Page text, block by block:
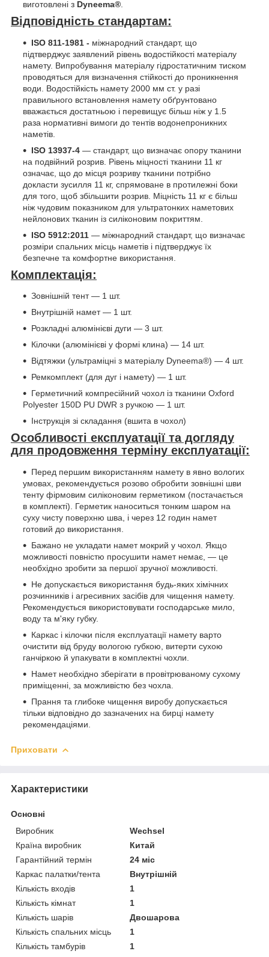
виготовлені з Dyneema®
Відповідність стандартам:
ISO 811-1981 - міжнародний стандарт, що
підтверджує заявлений рівень водостійкості матеріалу
намету. Випробування матеріалу гідростатичним тиском
проводяться для визначення стійкості до проникнення
води. Водостійкість намету 2000 мм ст. у разі
правильного встановлення намету обґрунтовано
вважається достатньою і перевищує більш ніж у 1.5
раза нормативні вимоги до тентів водонепроникних
наметів.
ISO 13937-4 — стандарт, що визначає опору тканини
на подвійний розрив. Рівень міцності тканини 11 кг
означає, що до місця розриву тканини потрібно
докласти зусилля 11 кг, спрямоване в протилежні боки
для того, щоб збільшити розрив. Міцність 11 кг є більш
ніж чудовим показником для ультратонких наметових
нейлонових тканин із силіконовим покриттям.
ISO 5912:2011 — міжнародний стандарт, що визначає
розміри спальних місць наметів і підтверджує їх
безпечне та комфортне використання.
Комплектація:
Зовнішній тент — 1 шт.
Внутрішній намет — 1 шт.
Розкладні алюмінієві дуги — 3 шт.
Кілочки (алюмінієві у формі клина) — 14 шт.
Відтяжки (ультраміцні з матеріалу Dyneema®) — 4 шт.
Ремкомплект (для дуг і намету) — 1 шт.
Герметичний компресійний чохол із тканини Oxford
Polyester 150D PU DWR з ручкою — 1 шт.
Інструкція зі складання (вшита в чохол)
Особливості експлуатації та догляду
для продовження терміну експлуатації:
Перед першим використанням намету в явно вологих
умовах, рекомендується розово обробити зовнішні шви
тенту фірмовим силіконовим герметиком (постачається
в комплекті). Герметик наноситься тонким шаром на
суху чисту поверхню шва, і через 12 годин намет
готовий до використання.
Бажано не укладати намет мокрий у чохол. Якщо
можливості повністю просушити намет немає, — це
необхідно зробити за першої зручної можливості.
Не допускається використання будь-яких хімічних
розчинників і агресивних засібів для чищення намету.
Рекомендується використовувати господарське мило,
воду та м'яку губку.
Каркас і кілочки після експлуатації намету варто
очистити від бруду вологою губкою, витерти сухою
ганчіркою й упакувати в комплектні чохли.
Намет необхідно зберігати в провітрюваному сухому
приміщенні, за можливістю без чохла.
Прання та глибоке чищення виробу допускається
тільки відповідно до зазначених на бирці намету
рекомендаціями.
Приховати
Характеристики
Основні
Виробник
Wechsel
Країна виробник
Китай
Гарантійний термін
24 міс
Каркас палатки/тента
Внутрішній
Кількість входів
1
Кількість кімнат
1
Кількість шарів
Двошарова
Кількість спальних місць
1
Кількість тамбурів
1